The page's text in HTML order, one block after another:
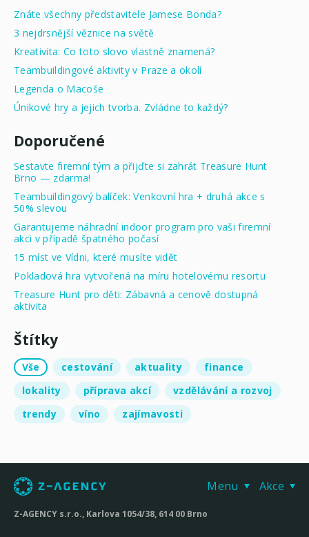
Znáte všechny představitele Jamese Bonda?
3 nejdrsnější věznice na světě
Kreativita: Co toto slovo vlastně znamená?
Teambuildingové aktivity v Praze a okolí
Legenda o Macoše
Únikové hry a jejich tvorba. Zvládne to každý?
Doporučené
Sestavte firemní tým a přijďte si zahrát Treasure Hunt
Brno — zdarma!
Teambuildingový balíček: Venkovní hra + druhá akce s
50% slevou
Garantujeme náhradní indoor program pro vaši firemní
akci v případě špatného počasí
15 míst ve Vídni, které musíte vidět
Pokladová hra vytvořená na míru hotelovému resortu
Treasure Hunt pro děti: Zábavná a cenově dostupná
aktivita
Štítky
Vše cestování aktuality
finance
lokality
příprava akcí
vzdělávání a rozvoj
trendy
víno zajímavosti
Menu Akce
Z-AGENCY s.r.o., Karlova 1054/38, 614 00 Brno